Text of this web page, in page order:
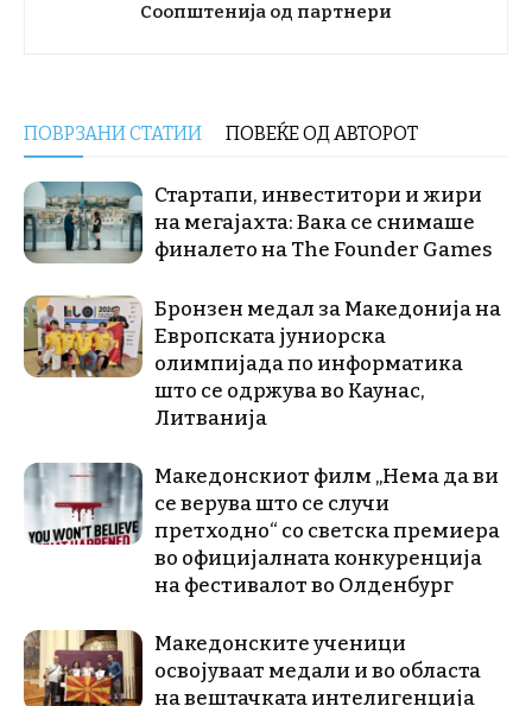
Соопштенија од партнери
ПОВРЗАНИ СТАТИИ ПОВЕЌЕ ОД АВТОРОТ
Стартапи, инвеститори и жири
на мегајахта: Вака се снимаше
финалето на The Founder Games
Бронзен медал за Македонија на
Европската јуниорска
олимпијада по информатика
што се одржува во Каунас,
Литванија
Македонскиот филм „Нема да ви
се верува што се случи
претходно“ со светска премиера
во официјалната конкуренција
на фестивалот во Олденбург
Македонските ученици
освојуваат медали и во областа
на вештачката интелигенција